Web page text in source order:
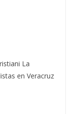
La
en Veracruz